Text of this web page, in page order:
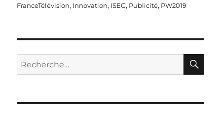
le
FranceTélévision, Innovation, ISEG, Publicité, PW2019
Recherche
pour :